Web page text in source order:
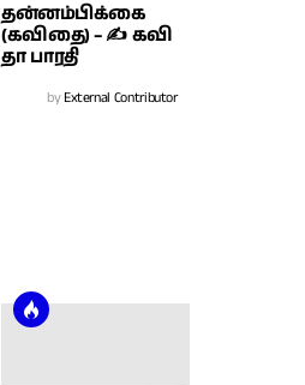
தன்னம்பிக்கை
(கவிதை) – ✍ கவி
தா பாரதி
byExternal Contributor